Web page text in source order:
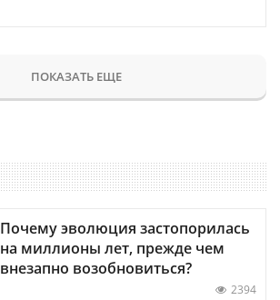
ПОКАЗАТЬ ЕЩЕ
Почему эволюция застопорилась
на миллионы лет, прежде чем
внезапно возобновиться?
2394